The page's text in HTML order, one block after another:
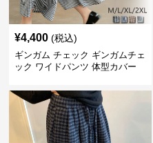
¥4,400 (税込)
ギンガム チェック ギンガムチェ
ック ワイドパンツ 体型カバー